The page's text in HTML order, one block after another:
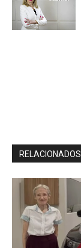
RELACIONADOS